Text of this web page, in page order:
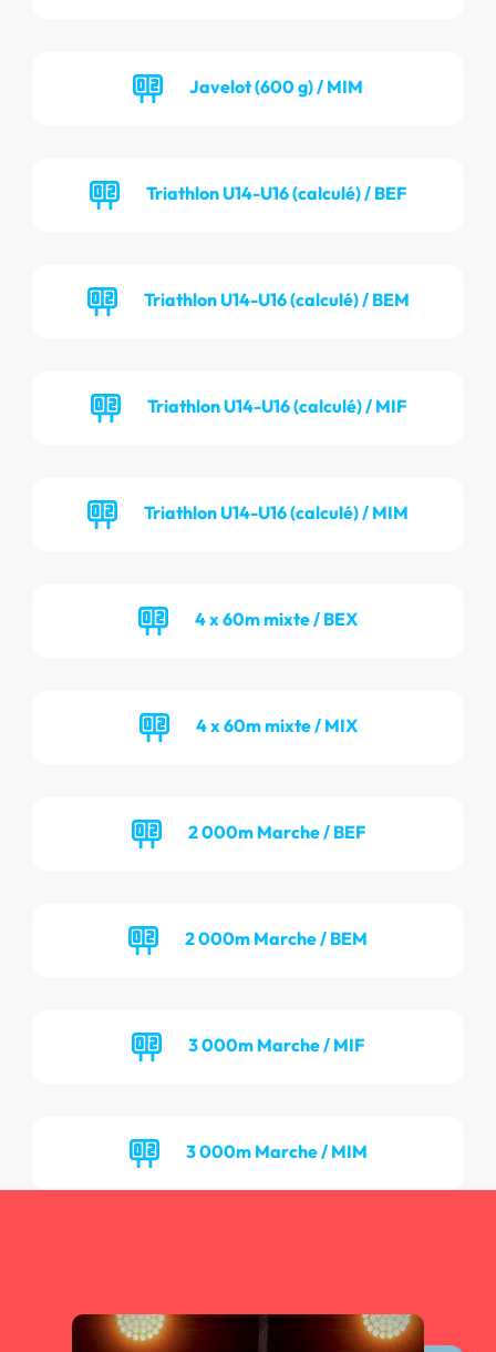
Javelot (600 g) / MIM
Triathlon U14-U16 (calculé) / BEF
Triathlon U14-U16 (calculé) / BEM
Triathlon U14-U16 (calculé) / MIF
Triathlon U14-U16 (calculé) / MIM
4 x 60m mixte / BEX
4 x 60m mixte / MIX
2 000m Marche / BEF
2 000m Marche / BEM
3 000m Marche / MIF
3 000m Marche / MIM